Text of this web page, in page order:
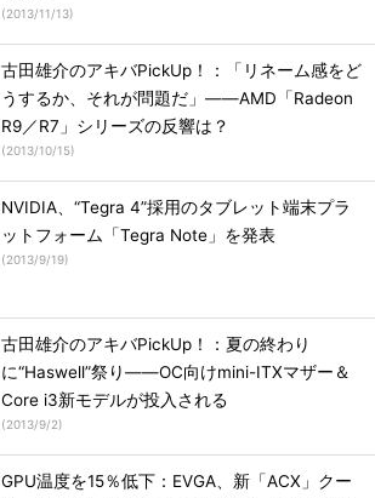
(2013/11/13)
古田雄介のアキバPickUp！：「リネーム感をど
うするか、それが問題だ」――AMD「Radeon
R9／R7」シリーズの反響は？
(2013/10/15)
NVIDIA、“Tegra 4”採用のタブレット端末プラ
ットフォーム「Tegra Note」を発表
(2013/9/19)
古田雄介のアキバPickUp！：夏の終わり
に“Haswell”祭り――OC向けmini-ITXマザー＆
Core i3新モデルが投入される
(2013/9/2)
GPU温度を15％低下：EVGA、新「ACX」クー